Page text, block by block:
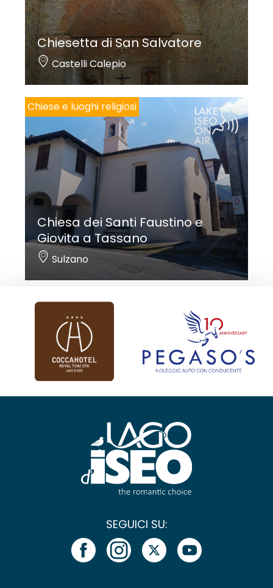
Chiesetta di San Salvatore
Castelli Calepio
Chiese e luoghi religiosi
Chiesa dei Santi Faustino e
Giovita a Tassano
Sulzano
SEGUICI SU: